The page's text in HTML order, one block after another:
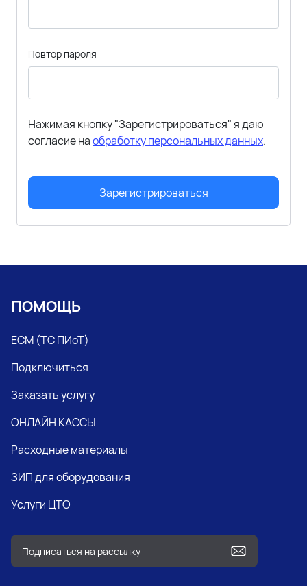
Повтор пароля
Нажимая кнопку "Зарегистрироваться" я даю
согласие наобработку персональных данных.
Зарегистрироваться
ПОМОЩЬ
ЕСМ (ТС ПИоТ)
Подключиться
Заказать услугу
ОНЛАЙН КАССЫ
Расходные материалы
ЗИП для оборудования
Услуги ЦТО